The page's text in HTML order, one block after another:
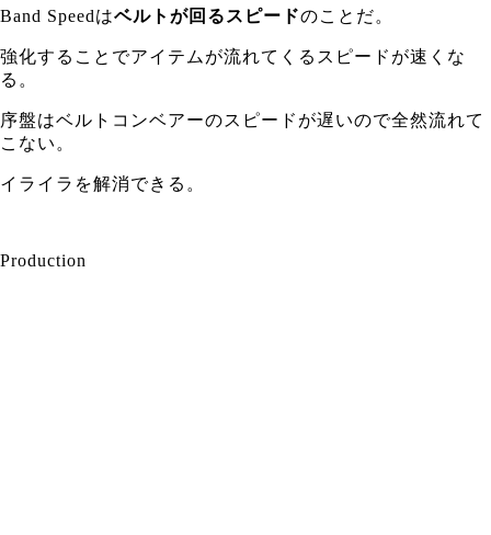
Band Speedはベルトが回るスピードのことだ。
強化することでアイテムが流れてくるスピードが速くな
る。
序盤はベルトコンベアーのスピードが遅いので全然流れて
こない。
イライラを解消できる。
Production